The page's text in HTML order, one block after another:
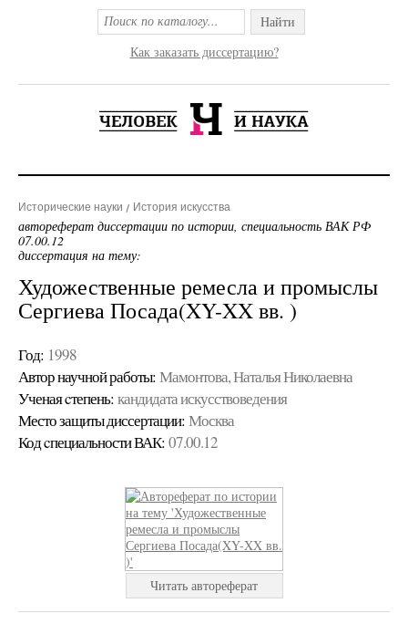
Найти
Как заказать диссертацию?
Исторические науки История искусства
автореферат диссертации по истории, специальность ВАК РФ
07.00.12
диссертация на тему:
Художественные ремесла и промыслы
Сергиева Посада(XY-XX вв. )
Год: 1998
Автор научной работы: Мамонтова, Наталья Николаевна
Ученая cтепень: кандидата искусствоведения
Место защиты диссертации: Москва
Код cпециальности ВАК: 07.00.12
Читать автореферат